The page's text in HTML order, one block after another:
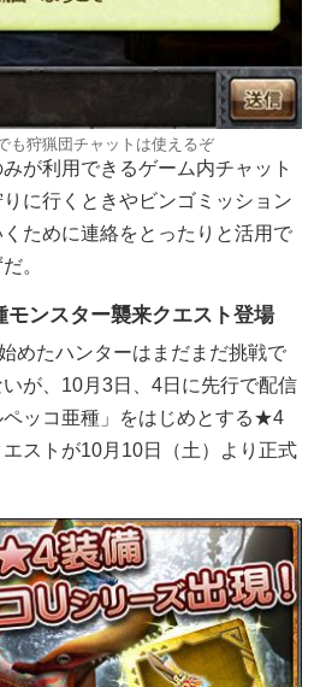
も狩猟団チャットは使えるぞ
が利用できるゲーム内チャット
に行くときやビンゴミッション
ために連絡をとったりと活用で
。
ンスター襲来クエスト登場
めたハンターはまだまだ挑戦で
が、10月3日、4日に先行で配信
ペッコ亜種」をはじめとする★4
ストが10月10日（土）より正式